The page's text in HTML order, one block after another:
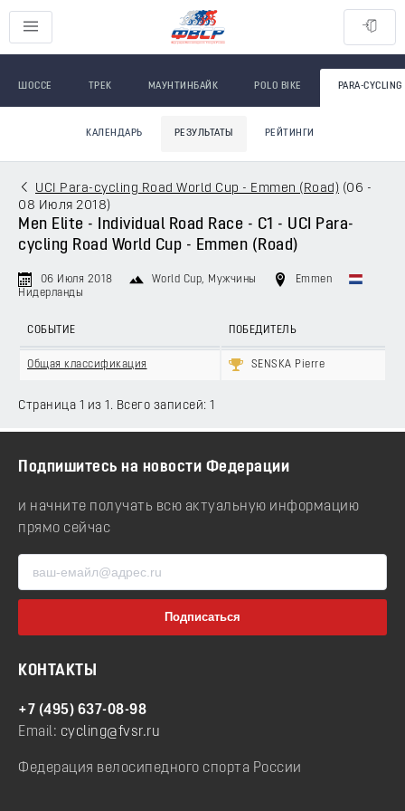
ШОССЕ ТРЕК МАУНТИНБАЙК POLO BIKE PARA-CYCLING
КАЛЕНДАРЬ РЕЗУЛЬТАТЫ РЕЙТИНГИ
UCI Para-cycling Road World Cup - Emmen (Road) (06 -
08 Июля 2018)
Men Elite - Individual Road Race - C1 - UCI Para-
cycling Road World Cup - Emmen (Road)
06 Июля 2018 World Cup, Мужчины
Emmen
Нидерланды
СОБЫТИЕ ПОБЕДИТЕЛЬ
Общая классификация SENSKA Pierre
Страница 1 из 1. Всего записей: 1
Подпишитесь на новости Федерации
и начните получать всю актуальную информацию
прямо сейчас
КОНТАКТЫ
+7 (495) 637-08-98
Email: cycling@fvsr.ru
Федерация велосипедного спорта России